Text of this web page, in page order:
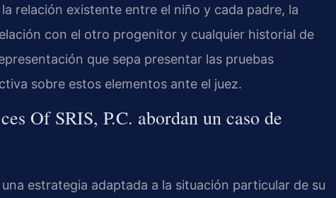
relación existente entre el niño y cada padre, la
con el otro progenitor y cualquier historial de
que sepa presentar las pruebas
sobre estos elementos ante el juez.
Of SRIS, P.C. abordan un caso de
estrategia adaptada a la situación particular de su